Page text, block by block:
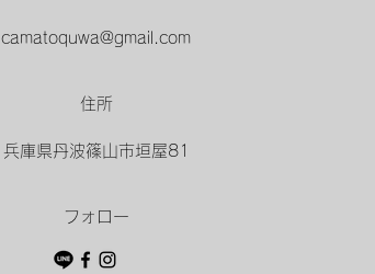
camatoquwa@gmail.com
住所
兵庫県丹波篠山市垣屋81
フォロー